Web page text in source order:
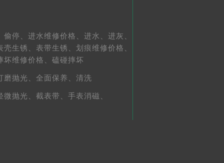
偷停、 进水维修价格、 进水、 进灰、
壳生锈、 表带生锈、 划痕维修价格、
坏维修价格、 磕碰摔坏
磨抛光、 全面保养、 清洗
微抛光、 截表带、 手表消磁、